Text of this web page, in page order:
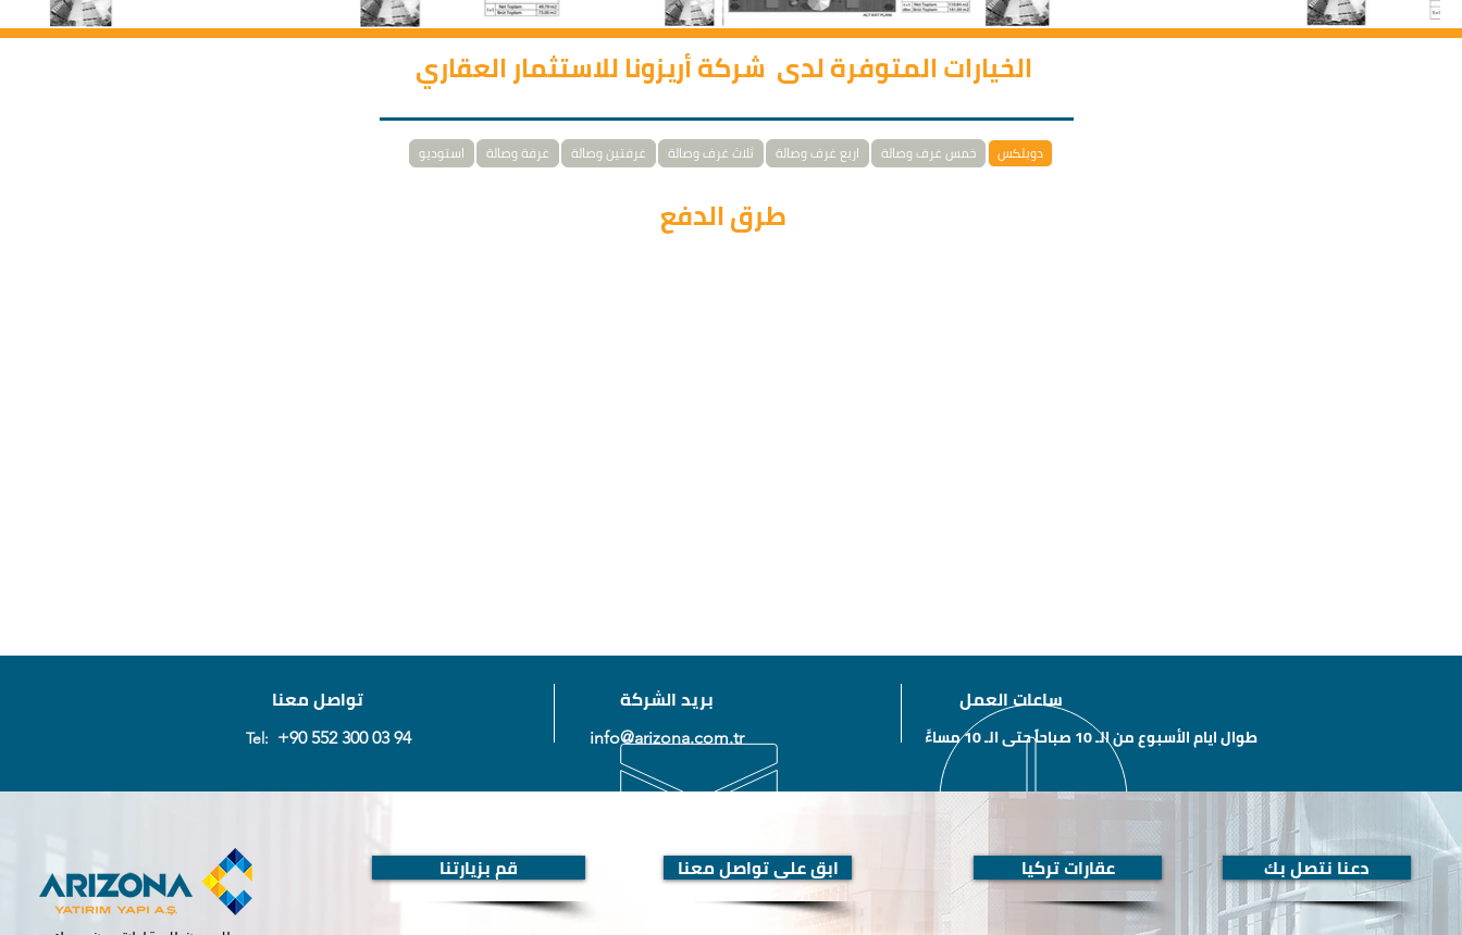
الخيارات المتوفرة لدى شركة أريزونا للاستثمار العقاري
استوديو غرفة وصالة غرفتين وصالة ثلاث غرف وصالة اربع غرف وصالة خمس غرف وصالة دوبلكس
طرق الدفع
تواصل معنا
Tel: +90 552 300 03 94
بريد الشركة
info@arizona.com.tr
ساعات العمل
طوال ايام الأسبوع من الـ 10 صباحاً حتى الـ 10 مساءًَ
قم بزيارتنا ابق على تواصل معنا عقارات تركيا دعنا نتصل بك